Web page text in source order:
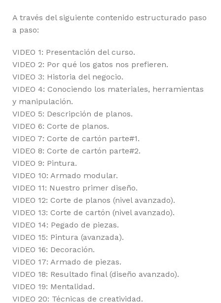
A través del siguiente contenido estructurado paso
a paso:
VIDEO 1: Presentación del curso.
VIDEO 2: Por qué los gatos nos prefieren.
VIDEO 3: Historia del negocio.
VIDEO 4: Conociendo los materiales, herramientas
y manipulación.
VIDEO 5: Descripción de planos.
VIDEO 6: Corte de planos.
VIDEO 7: Corte de cartón parte#1.
VIDEO 8: Corte de cartón parte#2.
VIDEO 9: Pintura.
VIDEO 10: Armado modular.
VIDEO 11: Nuestro primer diseño.
VIDEO 12: Corte de planos (nivel avanzado).
VIDEO 13: Corte de cartón (nivel avanzado).
VIDEO 14: Pegado de piezas.
VIDEO 15: Pintura (avanzada).
VIDEO 16: Decoración.
VIDEO 17: Armado de piezas.
VIDEO 18: Resultado final (diseño avanzado).
VIDEO 19: Mentalidad.
VIDEO 20: Técnicas de creatividad.